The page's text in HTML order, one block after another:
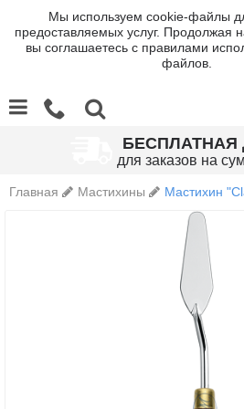
Мы используем cookie-файлы
предоставляемых услуг. Продолжая
вы соглашаетесь с правилами
файлов.
БЕСПЛАТНАЯ
для заказов на
Главная Мастихины Мастихин